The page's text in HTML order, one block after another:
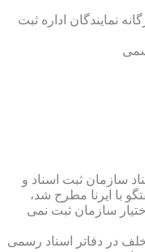
نمایندگان اداره ثبت
سازمان ثبت اسناد و
در مورخ ۲۳/۱۱/۹۱ در گفتگو با ایرنا مطرح شد،
سازمان ثبت نمی
در دفاتر اسناد رسمی